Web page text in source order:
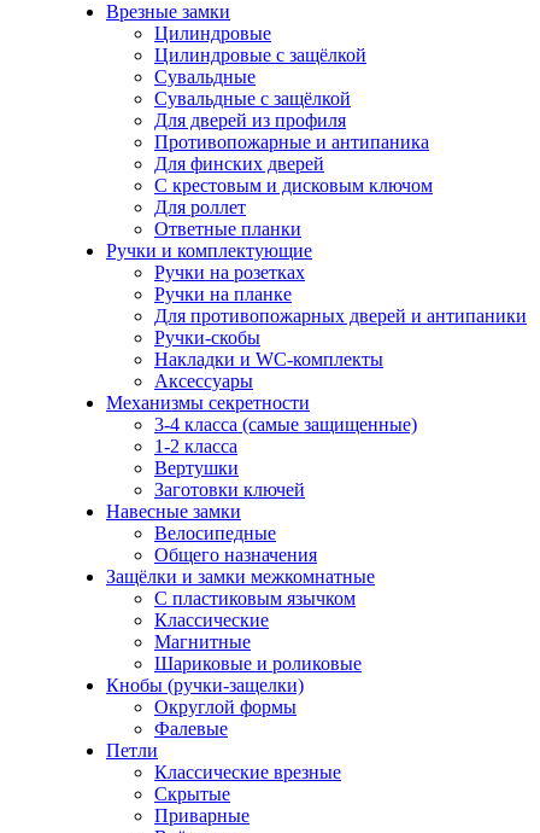
Врезные замки
Цилиндровые
Цилиндровые с защёлкой
Сувальдные
Сувальдные с защёлкой
Для дверей из профиля
Противопожарные и антипаника
Для финских дверей
С крестовым и дисковым ключом
Для роллет
Ответные планки
Ручки и комплектующие
Ручки на розетках
Ручки на планке
Для противопожарных дверей и антипаники
Ручки-скобы
Накладки и WC-комплекты
Аксессуары
Механизмы секретности
3-4 класса (самые защищенные)
1-2 класса
Вертушки
Заготовки ключей
Навесные замки
Велосипедные
Общего назначения
Защёлки и замки межкомнатные
С пластиковым язычком
Классические
Магнитные
Шариковые и роликовые
Кнобы (ручки-защелки)
Округлой формы
Фалевые
Петли
Классические врезные
Скрытые
Приварные